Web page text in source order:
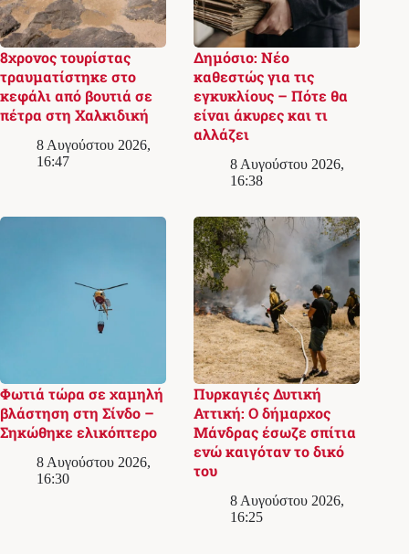
8χρονος τουρίστας
τραυματίστηκε στο
κεφάλι από βουτιά σε
πέτρα στη Χαλκιδική
8 Αυγούστου 2026,
16:47
Δημόσιο: Νέο
καθεστώς για τις
εγκυκλίους – Πότε θα
είναι άκυρες και τι
αλλάζει
8 Αυγούστου 2026,
16:38
Φωτιά τώρα σε χαμηλή
βλάστηση στη Σίνδο –
Σηκώθηκε ελικόπτερο
8 Αυγούστου 2026,
16:30
Πυρκαγιές Δυτική
Αττική: Ο δήμαρχος
Μάνδρας έσωζε σπίτια
ενώ καιγόταν το δικό
του
8 Αυγούστου 2026,
16:25